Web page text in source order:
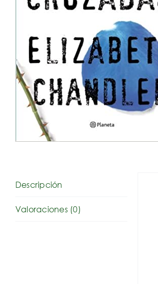
Descripción
Valoraciones (0)